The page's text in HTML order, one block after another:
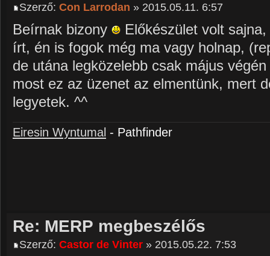
Szerző: Con Larrodan » 2015.05.11. 6:57
Beírnak bizony
Előkészület volt
írt, én is fogok még ma vagy holnap,
de utána legközelebb csak május
most ez az üzenet az elmentünk, mert
legyetek. ^^
Eiresin Wyntumal - Pathfinder
Re: MERP megbeszélős
Szerző: Castor de Vinter » 2015.05.22. 7:53